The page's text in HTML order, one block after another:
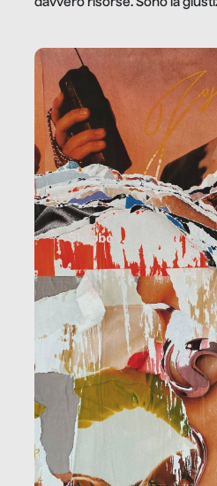
davvero risorse. Sono la